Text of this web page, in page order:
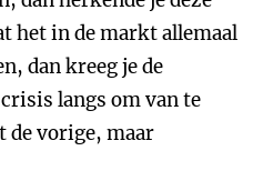
het in de markt allemaal
dan kreeg je de
langs om van te
de vorige, maar